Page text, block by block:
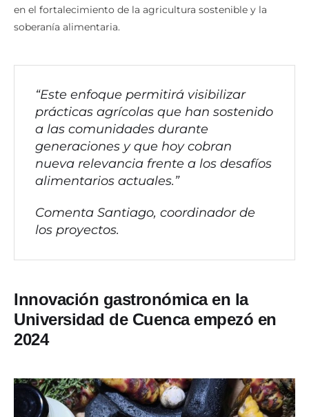
en el fortalecimiento de la agricultura sostenible y la
soberanía alimentaria.
“Este enfoque permitirá visibilizar
prácticas agrícolas que han sostenido
a las comunidades durante
generaciones y que hoy cobran
nueva relevancia frente a los desafíos
alimentarios actuales.”
Comenta Santiago, coordinador de
los proyectos.
Innovación gastronómica en la
Universidad de Cuenca empezó en
2024